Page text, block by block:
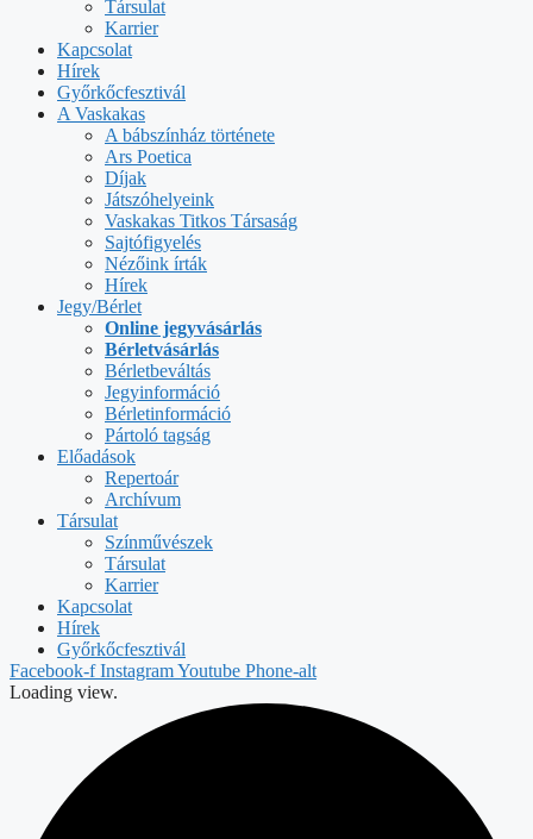
Társulat
Karrier
Kapcsolat
Hírek
Győrkőcfesztivál
A Vaskakas
A bábszínház története
Ars Poetica
Díjak
Játszóhelyeink
Vaskakas Titkos Társaság
Sajtófigyelés
Nézőink írták
Hírek
Jegy/Bérlet
Online jegyvásárlás
Bérletvásárlás
Bérletbeváltás
Jegyinformáció
Bérletinformáció
Pártoló tagság
Előadások
Repertoár
Archívum
Társulat
Színművészek
Társulat
Karrier
Kapcsolat
Hírek
Győrkőcfesztivál
Facebook-f InstagramYoutube Phone-alt
Loading view.